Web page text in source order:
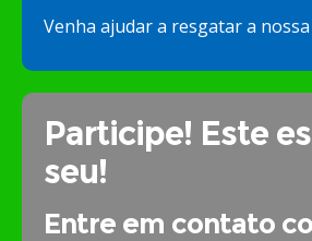
Venha ajudar a resgatar a
Participe! Este
seu!
Entre em contato